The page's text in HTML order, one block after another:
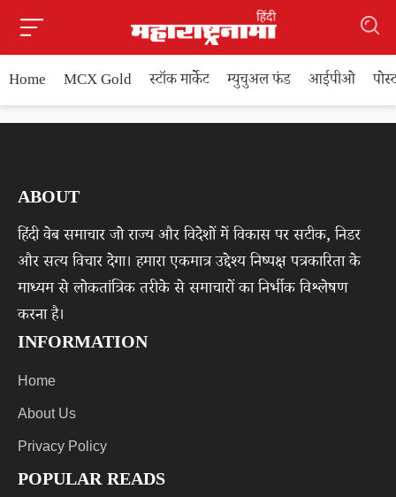
Home MCX Gold स्टॉक मार्केट म्युचुअल फंड आईपीओ
ABOUT
हिंदी वेब समाचार जो राज्य और विदेशों में विकास पर सटीक, निडर
और सत्य विचार देगा। हमारा एकमात्र उद्देश्य निष्पक्ष पत्रकारिता के
माध्यम से लोकतांत्रिक तरीके से समाचारों का निर्भीक विश्लेषण
करना है।
INFORMATION
Home
About Us
Privacy Policy
POPULAR READS